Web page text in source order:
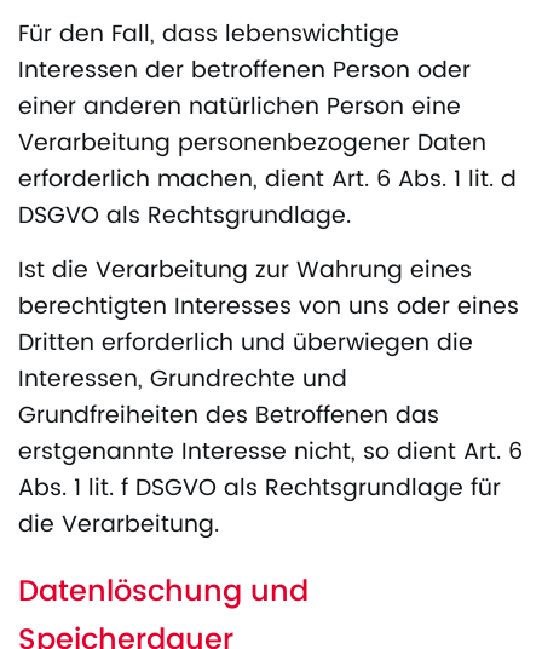
Für den Fall, dass lebenswichtige
Interessen der betroffenen Person oder
einer anderen natürlichen Person eine
Verarbeitung personenbezogener Daten
erforderlich machen, dient Art. 6 Abs. 1 lit. d
DSGVO als Rechtsgrundlage.
Ist die Verarbeitung zur Wahrung eines
berechtigten Interesses von uns oder eines
Dritten erforderlich und überwiegen die
Interessen, Grundrechte und
Grundfreiheiten des Betroffenen das
erstgenannte Interesse nicht, so dient Art. 6
Abs. 1 lit. f DSGVO als Rechtsgrundlage für
die Verarbeitung.
Datenlöschung und